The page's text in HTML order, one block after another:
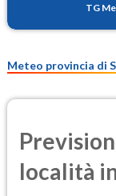
TG
Meteo provincia di
località